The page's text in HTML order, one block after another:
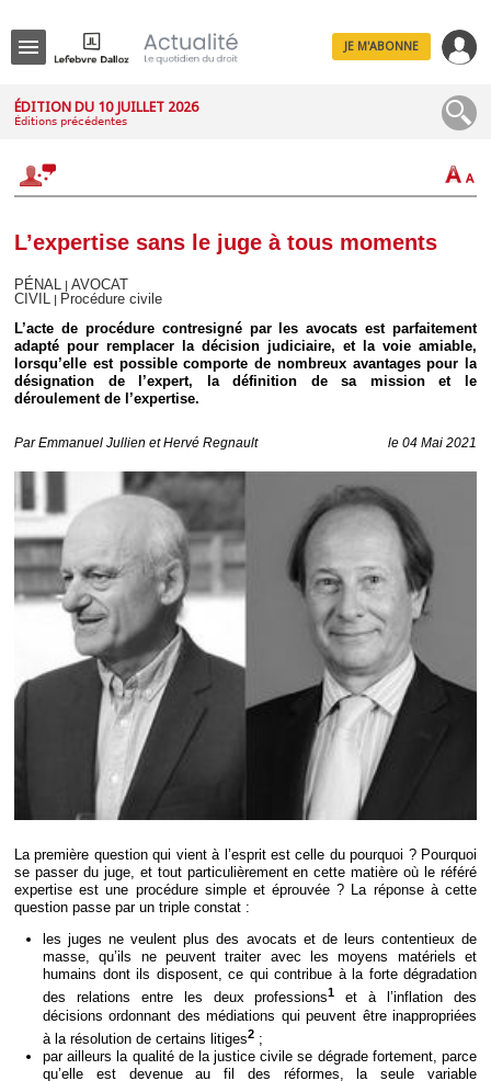
IT
JE M'ABONNE
ÉDITION DU 10 JUILLET 2026
Éditions précédentes
L’expertise sans le juge à tous moments
PÉNAL
AVOCAT
CIVIL
Procédure civile
L’acte de procédure contresigné par les avocats est parfaitement
adapté pour remplacer la décision judiciaire, et la voie amiable,
lorsqu’elle est possible comporte de nombreux avantages pour la
désignation de l’expert, la définition de sa mission et le
déroulement de l’expertise.
ParEmmanuel Jullien et Hervé Regnault le 04 Mai 2021
La première question qui vient à l’esprit est celle du pourquoi ? Pourquoi
se passer du juge, et tout particulièrement en cette matière où le référé
expertise est une procédure simple et éprouvée ? La réponse à cette
question passe par un triple constat :
les juges ne veulent plus des avocats et de leurs contentieux de
masse, qu’ils ne peuvent traiter avec les moyens matériels et
humains dont ils disposent, ce qui contribue à la forte dégradation
des relations entre les deux professions1
et à l’inflation des
décisions ordonnant des médiations qui peuvent être inappropriées
à la résolution de certains litiges2 ;
par ailleurs la qualité de la justice civile se dégrade fortement, parce
qu’elle est devenue au fil des réformes, la seule variable